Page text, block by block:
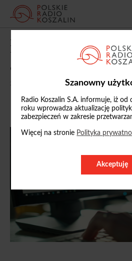
Szanowny
Radio Koszalin S.A. informuje, iż
roku wprowadza aktualizację
zabezpieczeń w zakresie
Więcej na stronie Polityka
Akceptuję
Pilotaż w samorządach
Urzędnicy mają
efektywniej i … krócej
29/11/2025, 14:34